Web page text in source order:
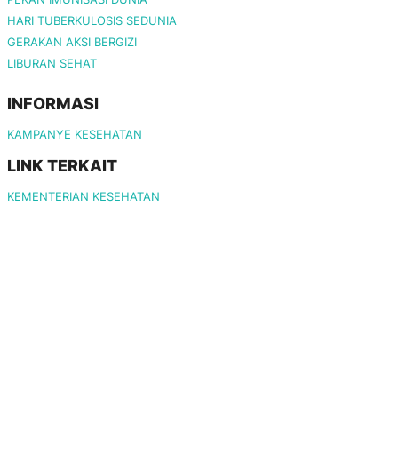
HARI TUBERKULOSIS SEDUNIA
GERAKAN AKSI BERGIZI
LIBURAN SEHAT
INFORMASI
KAMPANYE KESEHATAN
LINK TERKAIT
KEMENTERIAN KESEHATAN